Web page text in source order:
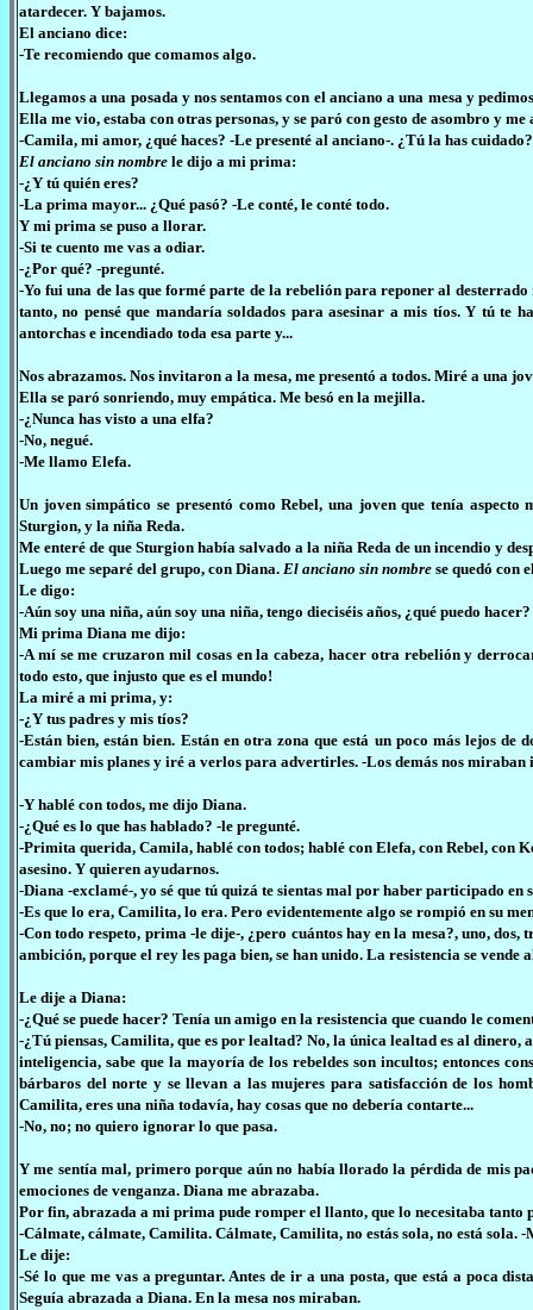
atardecer. Y bajamos.
El anciano dice:
-Te recomiendo que comamos algo.
Llegamos a una posada y nos sentamos con el anciano a una mesa y
Ella me vio, estaba con otras personas, y se paró con gesto de asombro y me
-Camila, mi amor, ¿qué haces? -Le presenté al anciano-. ¿Tú la has
El anciano sin nombre le dijo a mi prima:
-¿Y tú quién eres?
-La prima mayor... ¿Qué pasó? -Le conté, le conté todo.
Y mi prima se puso a llorar.
-Si te cuento me vas a odiar.
-¿Por qué? -pregunté.
-Yo fui una de las que formé parte de la rebelión para reponer al
tanto, no pensé que mandaría soldados para asesinar a mis tíos. Y tú te
antorchas e incendiado toda esa parte y...
Nos abrazamos. Nos invitaron a la mesa, me presentó a todos. Miré a una
Ella se paró sonriendo, muy empática. Me besó en la mejilla.
-¿Nunca has visto a una elfa?
-No, negué.
-Me llamo Elefa.
Un joven simpático se presentó como Rebel, una joven que tenía
Sturgion, y la niña Reda.
Me enteré de que Sturgion había salvado a la niña Reda de un incendio y
Luego me separé del grupo, con Diana. El anciano sin nombre se quedó con
Le digo:
-Aún soy una niña, aún soy una niña, tengo dieciséis años, ¿qué puedo hacer?
Mi prima Diana me dijo:
-A mí se me cruzaron mil cosas en la cabeza, hacer otra rebelión y
todo esto, que injusto que es el mundo!
La miré a mi prima, y:
-¿Y tus padres y mis tíos?
-Están bien, están bien. Están en otra zona que está un poco más lejos
cambiar mis planes y iré a verlos para advertirles. -Los demás nos
-Y hablé con todos, me dijo Diana.
-¿Qué es lo que has hablado? -le pregunté.
-Primita querida, Camila, hablé con todos; hablé con Elefa, con Rebel, con
asesino. Y quieren ayudarnos.
-Diana -exclamé-, yo sé que tú quizá te sientas mal por haber participado
-Es que lo era, Camilita, lo era. Pero evidentemente algo se rompió en su
-Con todo respeto, prima -le dije-, ¿pero cuántos hay en la mesa?, uno,
ambición, porque el rey les paga bien, se han unido. La resistencia se vende
Le dije a Diana:
-¿Qué se puede hacer? Tenía un amigo en la resistencia que cuando le
-¿Tú piensas, Camilita, que es por lealtad? No, la única lealtad es al
inteligencia, sabe que la mayoría de los rebeldes son incultos; entonces
bárbaros del norte y se llevan a las mujeres para satisfacción de los
Camilita, eres una niña todavía, hay cosas que no debería contarte...
-No, no; no quiero ignorar lo que pasa.
Y me sentía mal, primero porque aún no había llorado la pérdida de mis
emociones de venganza. Diana me abrazaba.
Por fin, abrazada a mi prima pude romper el llanto, que lo necesitaba tanto
-Cálmate, cálmate, Camilita. Cálmate, Camilita, no estás sola, no está sola.
Le dije:
-Sé lo que me vas a preguntar. Antes de ir a una posta, que está a poca
Seguía abrazada a Diana. En la mesa nos miraban.